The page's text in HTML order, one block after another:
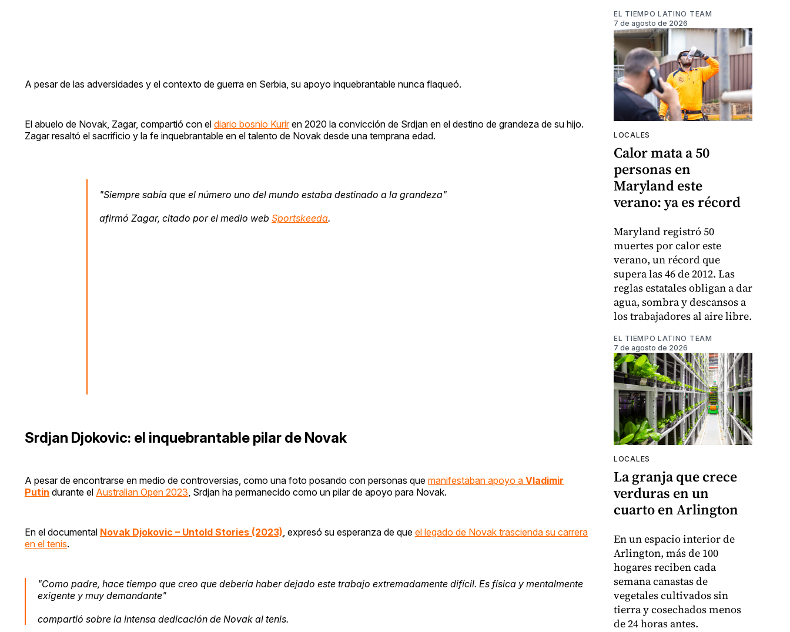
A pesar de las adversidades y el contexto de guerra en Serbia, su apoyo inquebrantable nunca flaqueó.
El abuelo de Novak, Zagar, compartió con el diario bosnio Kuriren 2020 la convicción de Srdjan en el destino de grandeza de su hijo.
Zagar resaltó el sacrificio y la fe inquebrantable en el talento de Novak desde una temprana edad.
"Siempre sabía que el número uno del mundo estaba destinado a la grandeza"
afirmó Zagar, citado por el medio web Sportskeeda.
Srdjan Djokovic: el inquebrantable pilar de Novak
A pesar de encontrarse en medio de controversias, como una foto posando con personas que manifestaban apoyo a Vladimir
Putin durante el Australian Open 2023 , Srdjan ha permanecido como un pilar de apoyo para Novak.
En el documental Novak Djokovic – Untold Stories (2023) , expresó su esperanza de que el legado de Novak trascienda su carrera
en el tenis.
"Como padre, hace tiempo que creo que debería haber dejado este trabajo extremadamente difícil. Es física y mentalmente
exigente y muy demandante"
compartió sobre la intensa dedicación de Novak al tenis.
EL TIEMPO LATINO TEAM
7 de agosto de 2026
LOCALES
Calor mata a 50
personas en
Maryland este
verano: ya es récord
Maryland registró 50
muertes por calor este
verano, un récord que
supera las 46 de 2012. Las
reglas estatales obligan a dar
agua, sombra y descansos a
los trabajadores al aire libre.
EL TIEMPO LATINO TEAM
7 de agosto de 2026
LOCALES
La granja que crece
verduras en un
cuarto en Arlington
En un espacio interior de
Arlington, más de 100
hogares reciben cada
semana canastas de
vegetales cultivados sin
tierra y cosechados menos
de 24 horas antes.